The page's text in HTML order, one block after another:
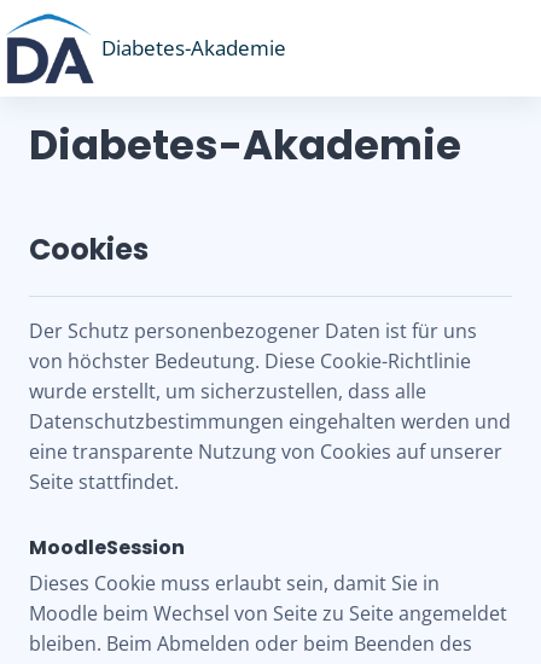
Zum Hauptinhalt
Diabetes-Akademie
Diabetes-Akademie
Cookies
Der Schutz personenbezogener Daten ist für uns
von höchster Bedeutung. Diese Cookie-Richtlinie
wurde erstellt, um sicherzustellen, dass alle
Datenschutzbestimmungen eingehalten werden und
eine transparente Nutzung von Cookies auf unserer
Seite stattfindet.
MoodleSession
Dieses Cookie muss erlaubt sein, damit Sie in
Moodle beim Wechsel von Seite zu Seite angemeldet
bleiben. Beim Abmelden oder beim Beenden des